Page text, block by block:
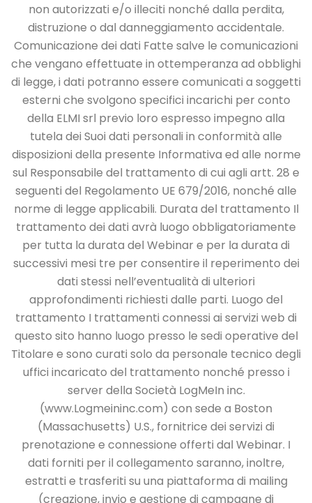
non autorizzati e/o illeciti nonché dalla perdita,
distruzione o dal danneggiamento accidentale.
Comunicazione dei dati Fatte salve le comunicazioni
che vengano effettuate in ottemperanza ad obblighi
di legge,i dati potranno essere comunicati a soggetti
esterni che svolgono specifici incarichi per conto
della ELMI srl previo loro espresso impegno alla
tutela dei Suoi dati personali in conformità alle
disposizioni della presente Informativa ed alle norme
sul Responsabile del trattamento di cui agli artt. 28 e
seguenti del Regolamento UE 679/2016, nonché alle
norme di legge applicabili. Durata del trattamento Il
trattamento dei dati avrà luogo obbligatoriamente
per tutta la durata del Webinar e per la durata di
successivi mesi tre per consentire il reperimento dei
dati stessi nell’eventualità di ulteriori
approfondimenti richiesti dalle parti. Luogo del
trattamento I trattamenti connessi ai servizi web di
questo sito hanno luogo presso le sedi operative del
Titolare e sono curati solo da personale tecnico degli
uffici incaricato del trattamento nonché presso i
server della Società LogMeIn inc.
(www.Logmeininc.com) con sede a Boston
(Massachusetts) U.S., fornitrice dei servizi di
prenotazione e connessione offerti dal Webinar. I
dati forniti per il collegamento saranno, inoltre,
estratti e trasferiti su una piattaforma di mailing
(creazione, invio e gestione di campagne di